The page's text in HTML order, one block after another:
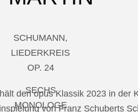
SCHUMANN,
LIEDERKREIS
OP. 24
SECHS
MONOLOGE
den opus Klassik 2023 in der
von Franz Schuberts